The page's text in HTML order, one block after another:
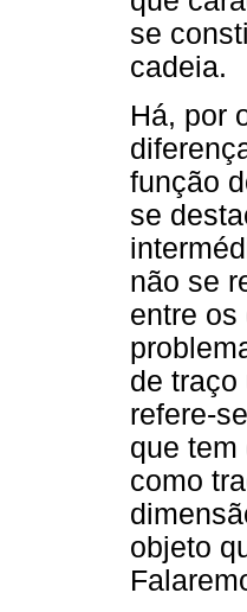
se
cadeia.
Há, por
função
se
não se
entre os
de traço
refere-
que
como
objeto